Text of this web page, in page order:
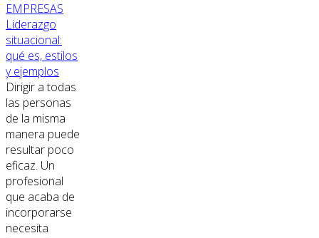
EMPRESAS
Liderazgo
situacional:
qué es, estilos
y ejemplos
Dirigir a todas
las personas
de la misma
manera puede
resultar poco
eficaz. Un
profesional
que acaba de
incorporarse
necesita